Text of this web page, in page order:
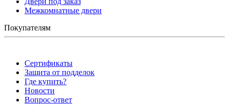
Межкомнатные двери
Покупателям
Сертификаты
Защита от подделок
Где купить?
Новости
Вопрос-ответ